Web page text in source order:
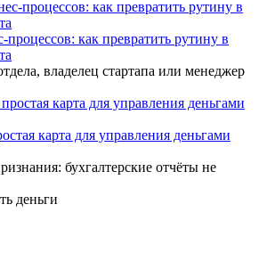
как превратить рутину в
владелец стартапа или менеджер
карта для управления деньгами
бухгалтерские отчёты не
деньги